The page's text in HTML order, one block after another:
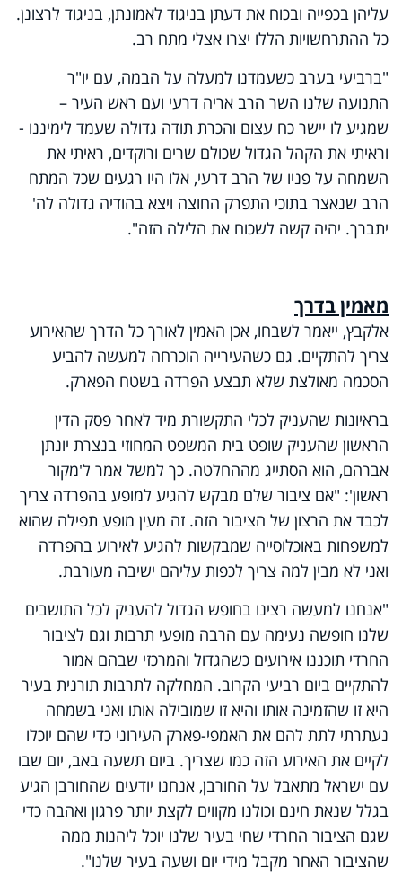
עליהן בכפייה ובכוח את דעתן בניגוד לאמונתן, בניגוד לרצונן.
כל ההתרחשויות הללו יצרו אצלי מתח רב.
"ברביעי בערב כשעמדנו למעלה על הבמה, עם יו"ר
התנועה שלנו השר הרב אריה דרעי ועם ראש העיר –
שמגיע לו יישר כח עצום והכרת תודה גדולה שעמד לימיננו -
וראיתי את הקהל הגדול שכולם שרים ורוקדים, ראיתי את
השמחה על פניו של הרב דרעי, אלו היו רגעים שכל המתח
הרב שנאצר בתוכי התפרק החוצה ויצא בהודיה גדולה לה'
יתברך. יהיה קשה לשכוח את הלילה הזה".
מאמין בדרך
אלקבץ, ייאמר לשבחו, אכן האמין לאורך כל הדרך שהאירוע
צריך להתקיים. גם כשהעירייה הוכרחה למעשה להביע
הסכמה מאולצת שלא תבצע הפרדה בשטח הפארק.
בראיונות שהעניק לכלי התקשורת מיד לאחר פסק הדין
הראשון שהעניק שופט בית המשפט המחוזי בנצרת יונתן
אברהם, הוא הסתייג מההחלטה. כך למשל אמר ל'מקור
ראשון': "אם ציבור שלם מבקש להגיע למופע בהפרדה צריך
לכבד את הרצון של הציבור הזה. זה מעין מופע תפילה שהוא
למשפחות באוכלוסייה שמבקשות להגיע לאירוע בהפרדה
ואני לא מבין למה צריך לכפות עליהם ישיבה מעורבת.
"אנחנו למעשה רצינו בחופש הגדול להעניק לכל התושבים
שלנו חופשה נעימה עם הרבה מופעי תרבות וגם לציבור
החרדי תוכננו אירועים כשהגדול והמרכזי שבהם אמור
להתקיים ביום רביעי הקרוב. המחלקה לתרבות תורנית בעיר
היא זו שהזמינה אותו והיא זו שמובילה אותו ואני בשמחה
נעתרתי לתת להם את האמפי-פארק העירוני כדי שהם יוכלו
לקיים את האירוע הזה כמו שצריך. ביום תשעה באב, יום שבו
עם ישראל מתאבל על החורבן, אנחנו יודעים שהחורבן הגיע
בגלל שנאת חינם וכולנו מקווים לקצת יותר פרגון ואהבה כדי
שגם הציבור החרדי שחי בעיר שלנו יוכל ליהנות ממה
שהציבור האחר מקבל מידי יום ושעה בעיר שלנו".